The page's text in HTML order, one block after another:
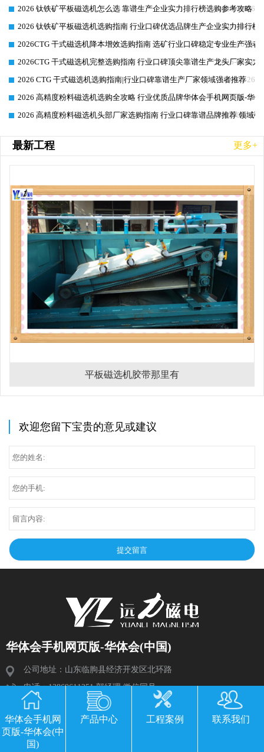
2026-06-26
2026 钛铁矿平板磁选机怎么选 靠谱生产企业实力排行榜选购参考攻略
2026-06-26
2026 钛铁矿平板磁选机选购指南 行业口碑优选品牌生产企业实力排行榜
2026-06-26
2026CTG 干式磁选机降本增效选购指南 选矿行业口碑稳定专业生产强者
2026-06-26
2026CTG 干式磁选机完整选购指南 行业口碑顶尖靠谱生产龙头厂家实力
2026-06-26
2026 CTG 干式磁选机选购指南|行业口碑靠谱生产厂家领域强者推荐
2026-06-26
2026 高精度粉料磁选机选购全攻略 行业优质品牌华体会手机网页版-华
2026-06-26
2026 高精度粉料磁选机头部厂家选购指南 行业口碑靠谱品牌推荐 领域
最新工程 更多+
平板磁选机胶带那里有
欢迎您留下宝贵的意见或建议
华体会手机网页版-华体会(中国)
公司地址：山东临朐县经济开发区北环路
电话：13869611251 郭经理 微信同号
传真：0536-3435877
邮箱：2534224609@qq.com
华体会手机网
页版-华体会(中
国)
产品中心 工程案例 联系我们